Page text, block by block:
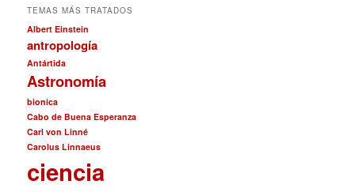
TEMAS MÁS TRATADOS
Albert Einstein
antropología
Antártida
Astronomía
bionica
Cabo de Buena Esperanza
Carl von Linné
Carolus Linnaeus
ciencia